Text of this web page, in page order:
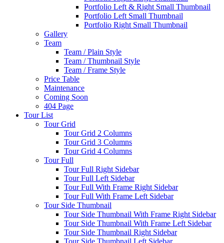
Portfolio Left & Right Small Thumbnail
Portfolio Left Small Thumbnail
Portfolio Right Small Thumbnail
Gallery
Team
Team / Plain Style
Team / Thumbnail Style
Team / Frame Style
Price Table
Maintenance
Coming Soon
404 Page
Tour List
Tour Grid
Tour Grid 2 Columns
Tour Grid 3 Columns
Tour Grid 4 Columns
Tour Full
Tour Full Right Sidebar
Tour Full Left Sidebar
Tour Full With Frame Right Sidebar
Tour Full With Frame Left Sidebar
Tour Side Thumbnail
Tour Side Thumbnail With Frame Right Sidebar
Tour Side Thumbnail With Frame Left Sidebar
Tour Side Thumbnail Right Sidebar
Tour Side Thumbnail Left Sidebar